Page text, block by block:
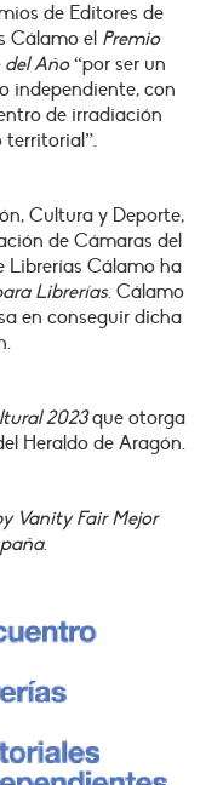
de Editores de
Cálamo el Premio
Año“por ser un
independiente, con
de irradiación
territorial”.
Cultura y Deporte,
de Cámaras del
Librerías Cálamo ha
Librerías. Cálamo
en conseguir dicha
2023que otorga
Heraldo de Aragón.
Vanity Fair Mejor
.